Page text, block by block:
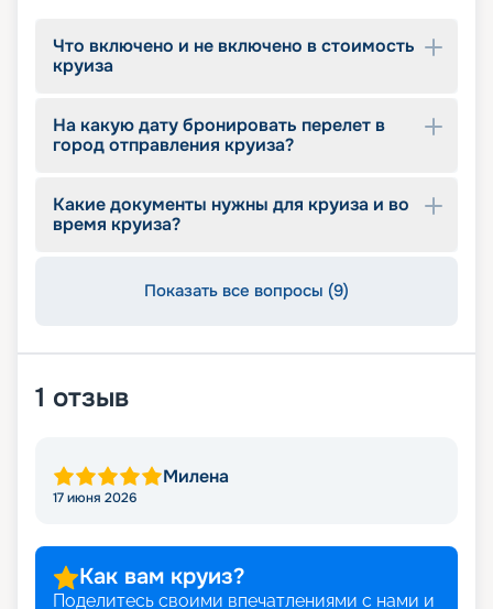
Что включено и не включено в стоимость
круиза
На какую дату бронировать перелет в
город отправления круиза?
Какие документы нужны для круиза и во
время круиза?
Показать все вопросы (9)
1 отзыв
Милена
17 июня 2026
Как вам круиз?
Поделитесь своими впечатлениями с нами и